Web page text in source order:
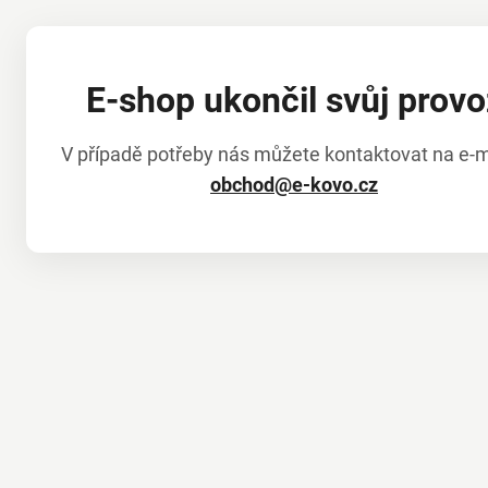
E-shop ukončil svůj
V případě potřeby nás můžete kontaktovat na e-
obchod@e-kovo.cz